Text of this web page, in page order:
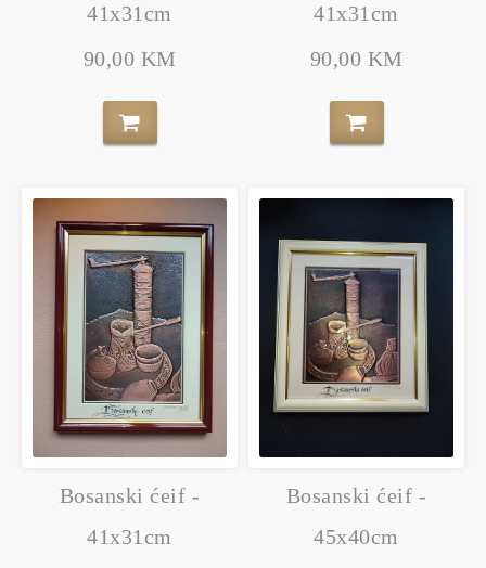
41x31cm
90,00 KM
41x31cm
90,00 KM
Bosanski ćeif -
41x31cm
Bosanski ćeif -
45x40cm